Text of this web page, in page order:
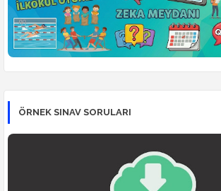
ÖRNEK SINAV SORULARI